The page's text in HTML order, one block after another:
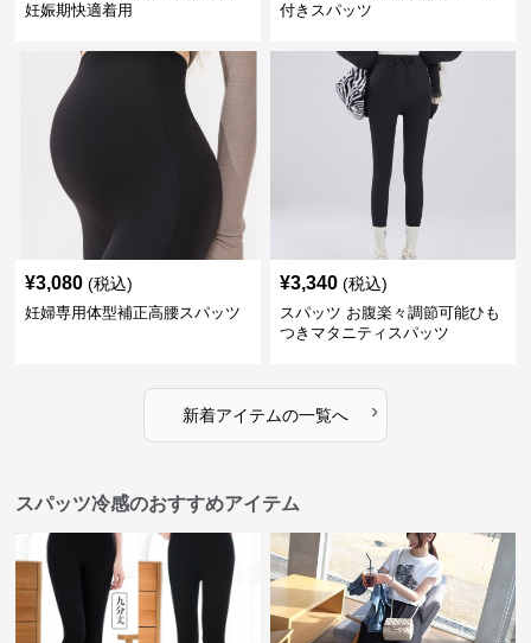
妊娠期快適着用
付きスパッツ
¥3,080 (税込)
妊婦専用体型補正高腰スパッツ
¥3,340 (税込)
スパッツ お腹楽々調節可能ひも
つきマタニティスパッツ
新着アイテムの一覧へ ›
スパッツ冷感のおすすめアイテム